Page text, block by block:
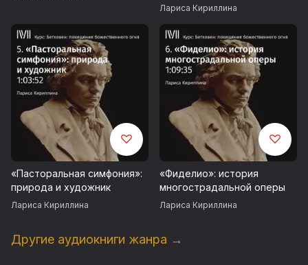
Лариса Кириллина
«Пасторальная симфония»:
природа и художник
Лариса Кириллина
«Фиделио»: история
многострадальной оперы
Лариса Кириллина
Другие аудиокниги жанра →